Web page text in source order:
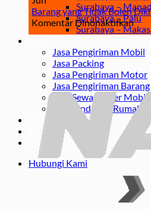
Surabaya –
Surabaya – Palu
Surabaya –
Jasa Pengiriman Mobil
Jasa Packing
Jasa Pengiriman Motor
Jasa Pengiriman Barang
Jasa Sewa Carter Mobil
Jasa Pindahan Rumah
Blog
Tentang
Syarat Ketentuan
Hubungi Kami
inscription
et
bonus
Barang yang Tidak Boleh
Komentar Dinonaktifkanpada
Tidak
Jasa